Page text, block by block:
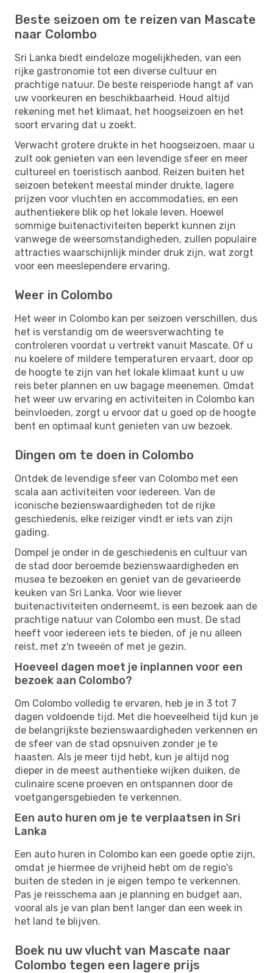
Beste seizoen om te reizen van Mascate
naar Colombo
Sri Lanka biedt eindeloze mogelijkheden, van een
rijke gastronomie tot een diverse cultuur en
prachtige natuur. De beste reisperiode hangt af van
uw voorkeuren en beschikbaarheid. Houd altijd
rekening met het klimaat, het hoogseizoen en het
soort ervaring dat u zoekt.
Verwacht grotere drukte in het hoogseizoen, maar u
zult ook genieten van een levendige sfeer en meer
cultureel en toeristisch aanbod. Reizen buiten het
seizoen betekent meestal minder drukte, lagere
prijzen voor vluchten en accommodaties, en een
authentiekere blik op het lokale leven. Hoewel
sommige buitenactiviteiten beperkt kunnen zijn
vanwege de weersomstandigheden, zullen populaire
attracties waarschijnlijk minder druk zijn, wat zorgt
voor een meeslependere ervaring.
Weer in Colombo
Het weer in Colombo kan per seizoen verschillen, dus
het is verstandig om de weersverwachting te
controleren voordat u vertrekt vanuit Mascate. Of u
nu koelere of mildere temperaturen ervaart, door op
de hoogte te zijn van het lokale klimaat kunt u uw
reis beter plannen en uw bagage meenemen. Omdat
het weer uw ervaring en activiteiten in Colombo kan
beïnvloeden, zorgt u ervoor dat u goed op de hoogte
bent en optimaal kunt genieten van uw bezoek.
Dingen om te doen in Colombo
Ontdek de levendige sfeer van Colombo met een
scala aan activiteiten voor iedereen. Van de
iconische bezienswaardigheden tot de rijke
geschiedenis, elke reiziger vindt er iets van zijn
gading.
Dompel je onder in de geschiedenis en cultuur van
de stad door beroemde bezienswaardigheden en
musea te bezoeken en geniet van de gevarieerde
keuken van Sri Lanka. Voor wie liever
buitenactiviteiten onderneemt, is een bezoek aan de
prachtige natuur van Colombo een must. De stad
heeft voor iedereen iets te bieden, of je nu alleen
reist, met z'n tweeën of met je gezin.
Hoeveel dagen moet je inplannen voor een
bezoek aan Colombo?
Om Colombo volledig te ervaren, heb je in 3 tot 7
dagen voldoende tijd. Met die hoeveelheid tijd kun je
de belangrijkste bezienswaardigheden verkennen en
de sfeer van de stad opsnuiven zonder je te
haasten. Als je meer tijd hebt, kun je altijd nog
dieper in de meest authentieke wijken duiken, de
culinaire scene proeven en ontspannen door de
voetgangersgebieden te verkennen.
Een auto huren om je te verplaatsen in Sri
Lanka
Een auto huren in Colombo kan een goede optie zijn,
omdat je hiermee de vrijheid hebt om de regio's
buiten de steden in je eigen tempo te verkennen.
Pas je reisschema aan je planning en budget aan,
vooral als je van plan bent langer dan een week in
het land te blijven.
Boek nu uw vlucht van Mascate naar
Colombo tegen een lagere prijs